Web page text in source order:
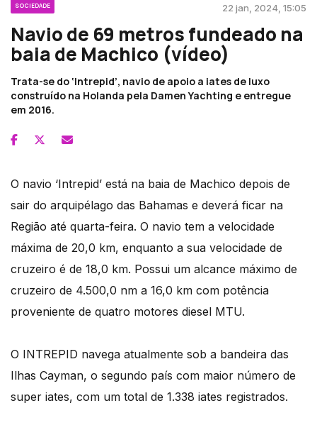
SOCIEDADE 22 jan, 2024, 15:05
Navio de 69 metros fundeado na
baia de Machico (vídeo)
Trata-se do ‘Intrepid’, navio de apoio a iates de luxo
construído na Holanda pela Damen Yachting e entregue
em 2016.
O navio ‘Intrepid’ está na baia de Machico depois de
sair do arquipélago das Bahamas e deverá ficar na
Região até quarta-feira. O navio tem a velocidade
máxima de 20,0 km, enquanto a sua velocidade de
cruzeiro é de 18,0 km. Possui um alcance máximo de
cruzeiro de 4.500,0 nm a 16,0 km com potência
proveniente de quatro motores diesel MTU.
O INTREPID navega atualmente sob a bandeira das
Ilhas Cayman, o segundo país com maior número de
super iates, com um total de 1.338 iates registrados.